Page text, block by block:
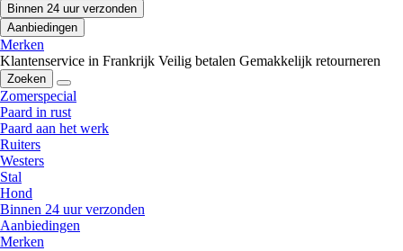
Binnen 24 uur verzonden
Aanbiedingen
Merken
Klantenservice in Frankrijk Veilig betalen Gemakkelijk retourneren
Zoeken
Zomerspecial
Paard in rust
Paard aan het werk
Ruiters
Westers
Stal
Hond
Binnen 24 uur verzonden
Aanbiedingen
Merken